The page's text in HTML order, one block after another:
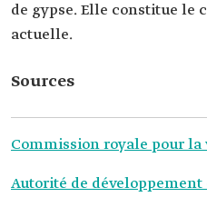
de gypse. Elle constitue le
actuelle.
Sources
Commission royale pour la
Autorité de